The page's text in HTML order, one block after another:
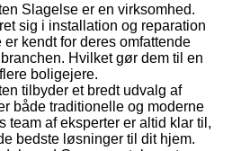
Slagelse er en virksomhed.
sig i installation og reparation
kendt for deres omfattende
Hvilket gør dem til en
boligejere.
tilbyder et bredt udvalg af
både traditionelle og moderne
team af eksperter er altid klar til,
bedste løsninger til dit hjem.